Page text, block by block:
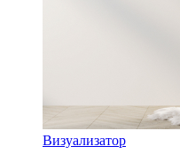
Визуализатор